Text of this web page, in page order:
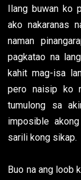
Ilang buwan ko
ako nakaranas
naman
pagkatao na
kahit mag-isa
pero naisip ko
tumulong sa
imposible
sarili kong sikap.
Buo na ang loob